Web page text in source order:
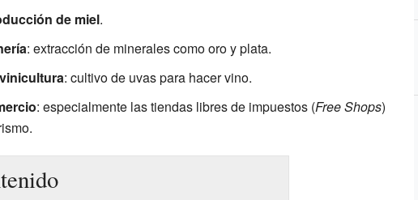
de miel.
: extracción de minerales como oro y plata.
: cultivo de uvas para hacer vino.
: especialmente las tiendas libres de impuestos (Free Shops)